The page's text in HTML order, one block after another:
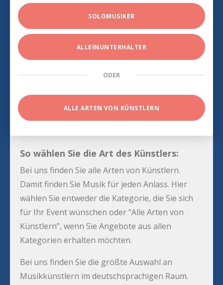
SOLOMUSIKER
ALLEINUNTERHALTER
ODER
ALLE ARTEN VON KÜNSTLERN
So wählen Sie die Art des Künstlers:
Bei uns finden Sie alle Arten von Künstlern.
Damit finden Sie Musik für jeden Anlass. Hier
wählen Sie entweder die Kategorie, die Sie sich
für Ihr Event wünschen oder “Alle Arten von
Künstlern”, wenn Sie Angebote aus allen
Kategorien erhalten möchten.
Bei uns finden Sie die größte Auswahl an
Musikkünstlern im deutschsprachigen Raum.